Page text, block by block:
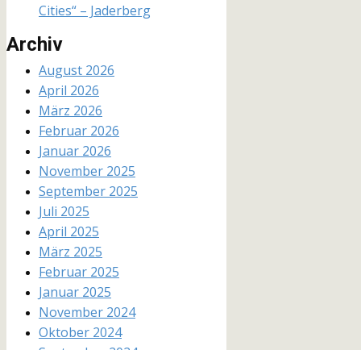
Cities“ – Jaderberg
Archiv
August 2026
April 2026
März 2026
Februar 2026
Januar 2026
November 2025
September 2025
Juli 2025
April 2025
März 2025
Februar 2025
Januar 2025
November 2024
Oktober 2024